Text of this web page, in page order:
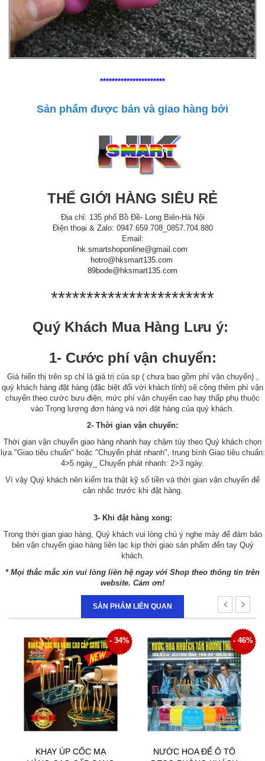
**********************
Sản phẩm được bán và giao hàng bởi
THẾ GIỚI HÀNG SIÊU RẺ
Địa chỉ: 135 phố Bồ Đề- Long Biên-Hà Nội
Điện thoại & Zalo: 0947.659.708_0857.704.880
Email:
hk.smartshoponline@gmail.com
hotro@hksmart135.com
89bode@hksmart135.com
***********************
Quý Khách Mua Hàng Lưu ý:
1- Cước phí vận chuyển:
Giá hiển thị trên sp chỉ là giá trị của sp ( chưa bao gồm phí vận chuyển) ,
quý khách hàng đặt hàng (đặc biệt đối với khách tỉnh) sẽ cộng thêm phí vận
chuyển theo cước bưu điện, mức phí vận chuyển cao hay thấp phụ thuộc
vào Trọng lượng đơn hàng và nơi đặt hàng của quý khách.
2- Thời gian vận chuyển:
Thời gian vận chuyển giao hàng nhanh hay chậm tùy theo Quý khách chọn
lựa "Giao tiêu chuẩn" hoặc "Chuyển phát nhanh", trung bình Giao tiêu chuẩn:
4>5 ngày_ Chuyển phát nhanh: 2>3 ngày.
Vì vậy Quý khách nên kiểm tra thật kỹ số tiền và thời gian vận chuyển để
cân nhắc trước khi đặt hàng.
3- Khi đặt hàng xong:
Trong thời gian giao hàng, Quý khách vui lòng chú ý nghe máy để đảm bảo
bên vận chuyển giao hàng liên lạc kịp thời giao sản phẩm đến tay Quý
khách.
* Mọi thắc mắc xin vui lòng liên hệ ngay với Shop theo thông tin trên
website. Cảm ơn!
SẢN PHẨM LIÊN QUAN
- 46%
NƯỚC HOA ĐỂ Ô TÔ
- 49%
THANH LÝ DỌN KHO-